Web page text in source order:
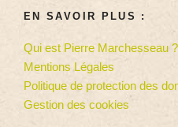
EN SAVOIR PLUS :
Qui est Pierre Marchesseau ?
Mentions Légales
Politique de protection des
Gestion des cookies